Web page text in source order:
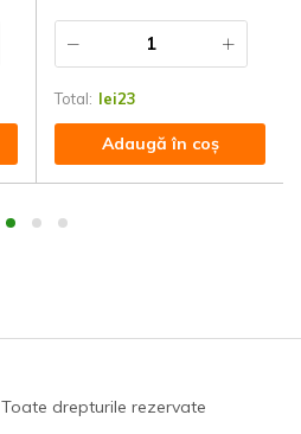
Total: lei23
Adaugă în coș
Toate drepturile rezervate